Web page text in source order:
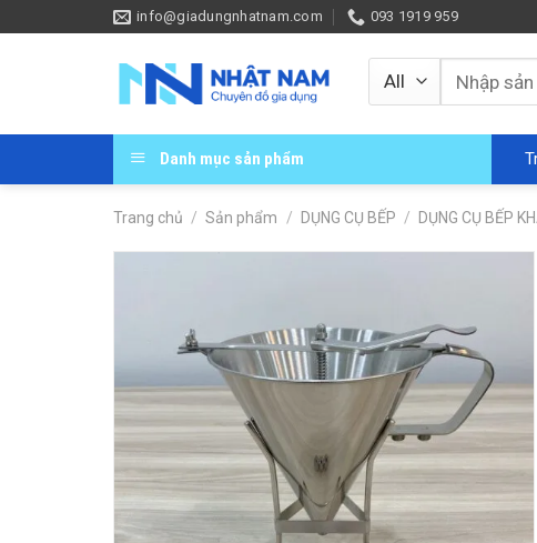
to
info@giadungnhatnam.com 093 1919 959
Tìm
kiếm:
Danh mục sản phẩm
Trang chủ / Sản phẩm / DỤNG CỤ BẾP / DỤNG CỤ BẾP